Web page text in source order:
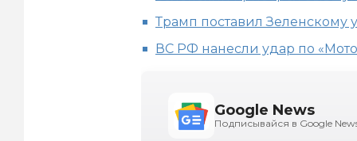
Трамп поставил Зеленскому
ВС РФ нанесли удар по
Google News
Подписывайся в Google